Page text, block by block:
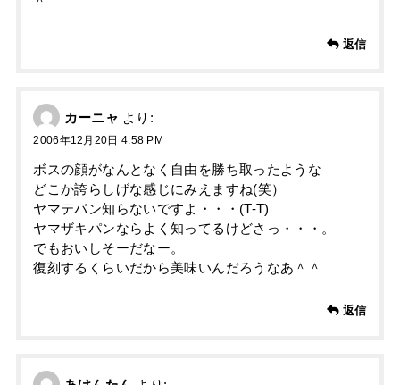
返信
カーニャ より:
2006年12月20日 4:58 PM
ボスの顔がなんとなく自由を勝ち取ったような
どこか誇らしげな感じにみえますね(笑）
ヤマテパン知らないですよ・・・(T-T)
ヤマザキパンならよく知ってるけどさっ・・・。
でもおいしそーだなー。
復刻するくらいだから美味いんだろうなあ＾＾
返信